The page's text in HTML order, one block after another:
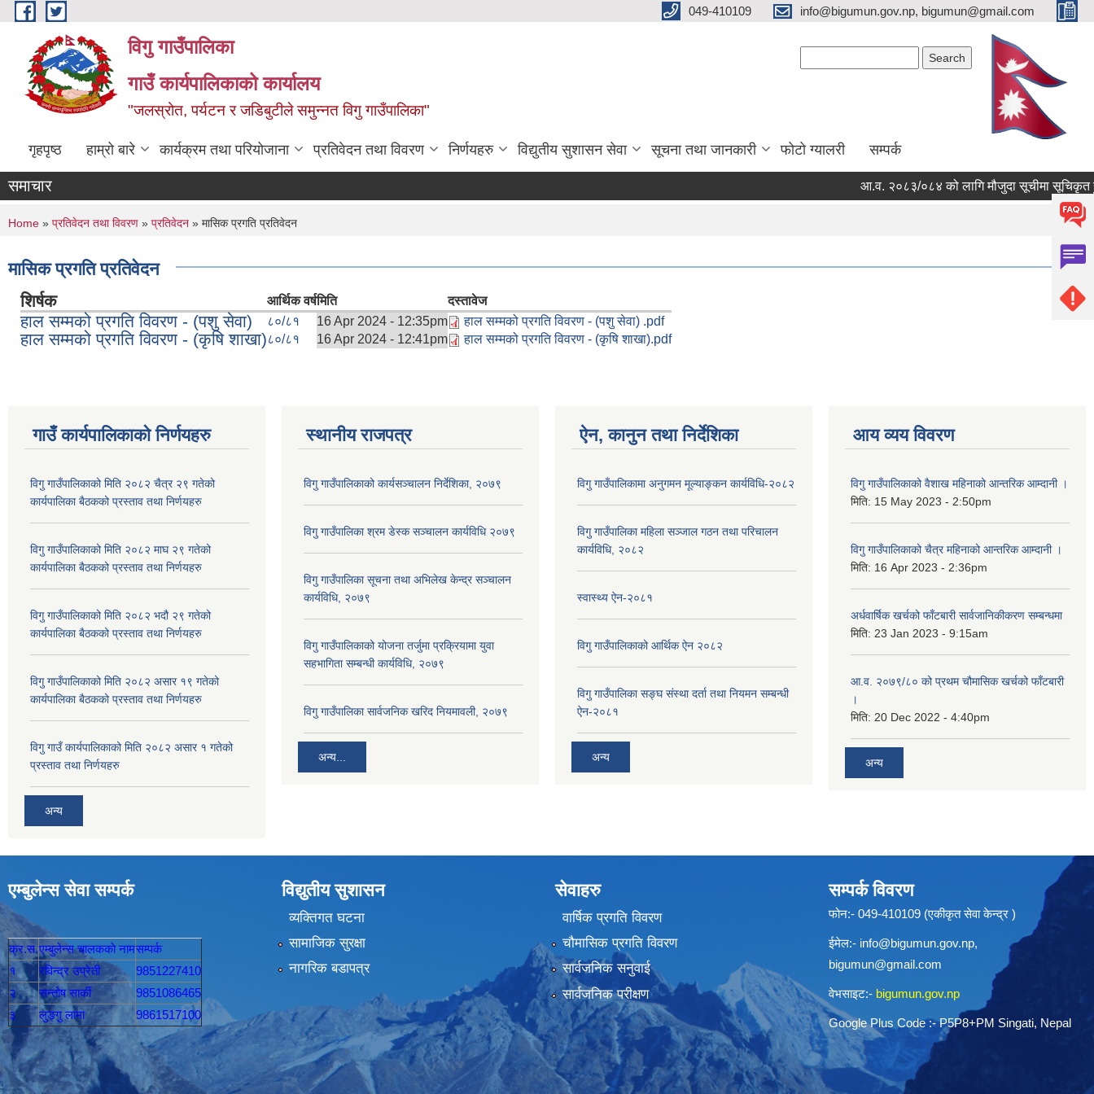
Skip to main content 049-410109 info@bigumun.gov.np, bigumun@gmail.com
विगु गाउँपालिका
गाउँ कार्यपालिकाको कार्यालय
"जलस्रोत, पर्यटन र जडिबुटीले समुन्नत विगु गाउँपालिका"
गृहपृष्ठ हाम्रो बारे कार्यक्रम तथा परियोजाना प्रतिवेदन तथा विवरण निर्णयहरु विद्युतीय सुशासन सेवा सूचना तथा जानकारी फोटो ग्यालरी सम्पर्क
समाचार आ.व. २०८३/०८४ को लागि मौजुदा सूचीमा सूचिकृत हुने
You are here
Home » प्रतिवेदन तथा विवरण » प्रतिवेदन » मासिक प्रगति प्रतिवेदन
मासिक प्रगति प्रतिवेदन
शिर्षक आर्थिक वर्षमिति दस्तावेज
हाल सम्मको प्रगति विवरण - (पशु सेवा) ८०/८१ 16 Apr 2024 - 12:35pm हाल सम्मको प्रगति विवरण - (पशु सेवा) .pdf
हाल सम्मको प्रगति विवरण - (कृषि शाखा)८०/८१ 16 Apr 2024 - 12:41pm हाल सम्मको प्रगति विवरण - (कृषि शाखा).pdf
गाउँ कार्यपालिकाकाे निर्णयहरु
विगु गाउँपालिकाको मिति २०८२ चैत्र २९ गतेको
कार्यपालिका बैठकको प्रस्ताव तथा निर्णयहरु
विगु गाउँपालिकाको मिति २०८२ माघ २९ गतेको
कार्यपालिका बैठकको प्रस्ताव तथा निर्णयहरु
विगु गाउँपालिकाको मिति २०८२ भदौ २९ गतेको
कार्यपालिका बैठकको प्रस्ताव तथा निर्णयहरु
विगु गाउँपालिकाको मिति २०८२ असार १९ गतेको
कार्यपालिका बैठकको प्रस्ताव तथा निर्णयहरु
विगु गाउँ कार्यपालिकाको मिति २०८२ असार १ गतेको
प्रस्ताव तथा निर्णयहरु
अन्य
स्थानीय राजपत्र
विगु गाउँपालिकाको कार्यसञ्‍चालन निर्देशिका, २०७९
विगु गाउँपालिका श्रम डेस्क सञ्चालन कार्यविधि २०७९
विगु गाउँपालिका सूचना तथा अभिलेख केन्द्र सञ्चालन
कार्यविधि, २०७९
विगु गाउँपालिकाको योजना तर्जुमा प्रक्रियामा युवा
सहभागिता सम्बन्धी कार्यविधि, २०७९
विगु गाउँपालिका सार्वजनिक खरिद नियमावली, २०७९
अन्य...
ऐन, कानुन तथा निर्देशिका
विगु गाउँपालिकामा अनुगमन मूल्याङ्कन कार्यविधि-२०८२
विगु गाउँपालिका महिला सञ्जाल गठन तथा परिचालन
कार्यविधि, २०८२
स्वास्थ्य ऐन-२०८१
विगु गाउँपालिकाको आर्थिक ऐन २०८२
विगु गाउँपालिका सङ्घ संस्था दर्ता तथा नियमन सम्बन्धी
ऐन-२०८१
अन्य
आय व्यय विवरण
विगु गाउँपालिकाको वैशाख महिनाको आन्तरिक आम्दानी ।
मिति: 15 May 2023 - 2:50pm
विगु गाउँपालिकाको चैत्र महिनाको आन्तरिक आम्दानी ।
मिति: 16 Apr 2023 - 2:36pm
अर्धवार्षिक खर्चको फाँटबारी सार्वजानिकीकरण सम्बन्धमा
मिति: 23 Jan 2023 - 9:15am
आ.व. २०७९/८० को प्रथम चौमासिक खर्चको फाँटबारी
।
मिति: 20 Dec 2022 - 4:40pm
अन्य
एम्बुलेन्स सेवा सम्पर्क
क्र.स.एम्बुलेन्स चालककाे नामसम्पर्क
१
रविन्द्र उप्रेती
9851227410
२
सन्तोष सार्की
9851086465
३
लुङ्गु लामा 9861517100
विद्युतीय सुशासन
व्यक्तिगत घटना
सामाजिक सुरक्षा
नागरिक बडापत्र
सेवाहरु
वार्षिक प्रगति विवरण
चौमासिक प्रगति विवरण
सार्वजनिक सनुवाई
सार्वजनिक परीक्षण
सम्पर्क विवरण
फोन:- 049-410109 (एकीकृत सेवा केन्द्र )
ईमेल:- info@bigumun.gov.np,
bigumun@gmail.com
वेभसाइट:- bigumun.gov.np
Google Plus Code :- P5P8+PM Singati, Nepal